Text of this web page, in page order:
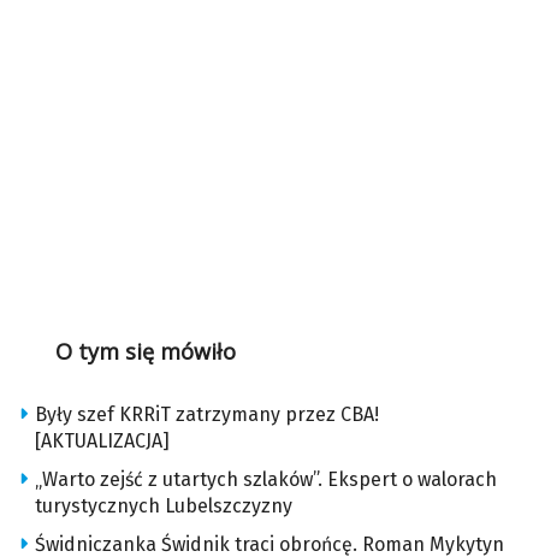
O tym się mówiło
Były szef KRRiT zatrzymany przez CBA!
[AKTUALIZACJA]
„Warto zejść z utartych szlaków”. Ekspert o walorach
turystycznych Lubelszczyzny
Świdniczanka Świdnik traci obrońcę. Roman Mykytyn